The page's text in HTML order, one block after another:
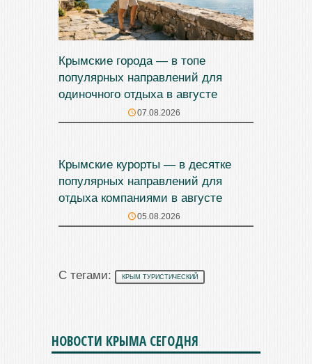
Крымские города — в топе
популярных направлений для
одиночного отдыха в августе
07.08.2026
Крымские курорты — в десятке
популярных направлений для
отдыха компаниями в августе
05.08.2026
С тегами: КРЫМ ТУРИСТИЧЕСКИЙ
НОВОСТИ КРЫМА СЕГОДНЯ